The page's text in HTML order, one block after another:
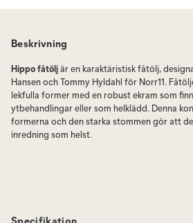
Beskrivning
Hippo fåtöljär en karaktäristisk fåtölj,
Hansen och Tommy Hyldahl för Norr11.
lekfulla former med en robust ekram som
ytbehandlingar eller som helklädd. Denna
formerna och den starka stommen gör att
inredning som helst.